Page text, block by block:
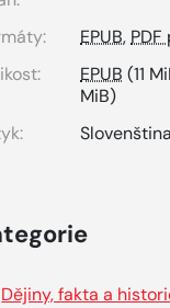
EPUB,
EPUB (11
MiB)
Slovenština
Dějiny, fakta a